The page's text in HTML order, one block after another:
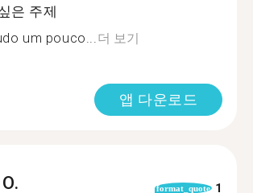
은 주제
um pouco...더 보기
앱 다운로드
O. format_quote 1